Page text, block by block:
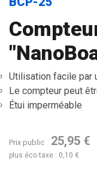
Utilisation facile par
Le compteur peut
Étui imperméable
Prix public 25,95 €
plus éco taxe : 0,10 €